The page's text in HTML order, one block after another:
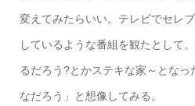
変えてみたらいい。テレビでセレ
しているような番組を観たとして
るだろう?とかステキな家～とな
なだろう」と想像してみる。